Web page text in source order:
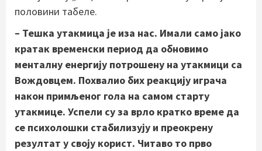
половини табеле.
– Тешка утакмица је иза нас. Имали само јако
кратак временски период да обновимо
менталну енергију потрошену на утакмици са
Вождовцем. Похвалио бих реакцију играча
након примљеног гола на самом старту
утакмице. Успели су за врло кратко време да
се психолошки стабилизују и преокрену
резултат у своју корист. Читаво то прво